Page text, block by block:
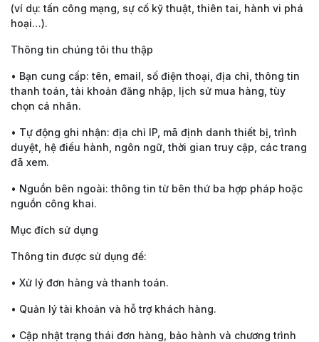
(ví dụ: tấn công mạng, sự cố kỹ thuật, thiên tai, hành vi phá
hoại…).
Thông tin chúng tôi thu thập
• Bạn cung cấp: tên, email, số điện thoại, địa chỉ, thông tin
thanh toán, tài khoản đăng nhập, lịch sử mua hàng, tùy
chọn cá nhân.
• Tự động ghi nhận: địa chỉ IP, mã định danh thiết bị, trình
duyệt, hệ điều hành, ngôn ngữ, thời gian truy cập, các trang
đã xem.
• Nguồn bên ngoài: thông tin từ bên thứ ba hợp pháp hoặc
nguồn công khai.
Mục đích sử dụng
Thông tin được sử dụng để:
• Xử lý đơn hàng và thanh toán.
• Quản lý tài khoản và hỗ trợ khách hàng.
• Cập nhật trạng thái đơn hàng, bảo hành và chương trình